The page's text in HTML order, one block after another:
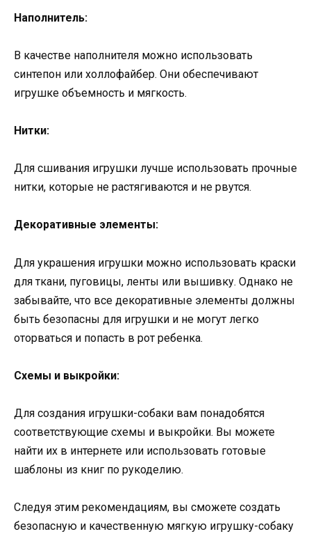
Наполнитель:
В качестве наполнителя можно использовать
синтепон или холлофайбер. Они обеспечивают
игрушке объемность и мягкость.
Нитки:
Для сшивания игрушки лучше использовать прочные
нитки, которые не растягиваются и не рвутся.
Декоративные элементы:
Для украшения игрушки можно использовать краски
для ткани, пуговицы, ленты или вышивку. Однако не
забывайте, что все декоративные элементы должны
быть безопасны для игрушки и не могут легко
оторваться и попасть в рот ребенка.
Схемы и выкройки:
Для создания игрушки-собаки вам понадобятся
соответствующие схемы и выкройки. Вы можете
найти их в интернете или использовать готовые
шаблоны из книг по рукоделию.
Следуя этим рекомендациям, вы сможете создать
безопасную и качественную мягкую игрушку-собаку